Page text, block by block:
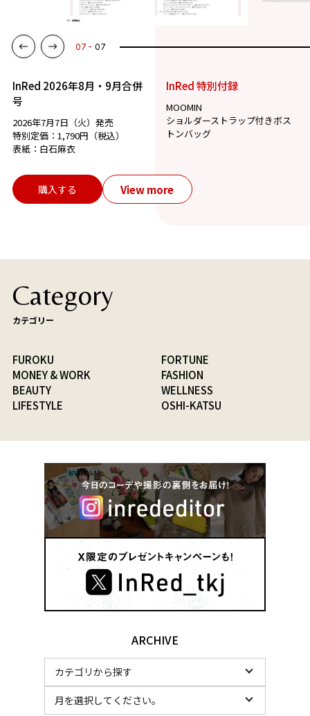
07 07
InRed 2026年8月・9月合併
号
2026年7月7日（火）発売
特別定価：1,790円（税込）
表紙：白石麻衣
InRed 特別付録
MOOMIN
ショルダーストラップ付きボス
トンバッグ
購入する View more
Category
カテゴリー
FUROKU
FORTUNE
MONEY & WORK
FASHION
BEAUTY
WELLNESS
LIFESTYLE
OSHI-KATSU
ARCHIVE